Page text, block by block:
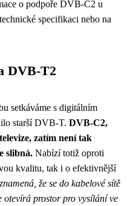
o podpoře DVB-C2 u
specifikaci nebo na
DVB-T2
setkáváme s digitálním
starší DVB-T. DVB-C2,
zatím není tak
slibná. Nabízí totiž oproti
kvalitu, tak i o efektivnější
že se do kabelové sítě
otevírá prostor pro vysílání ve